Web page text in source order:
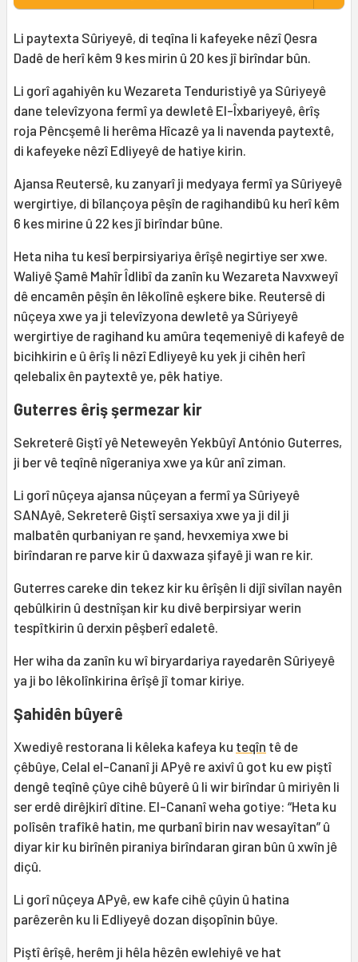
Li paytexta Sûriyeyê, di teqîna li kafeyeke nêzî Qesra
Dadê de herî kêm 9 kes mirin û 20 kes jî birîndar bûn.
Li gorî agahiyên ku Wezareta Tenduristiyê ya Sûriyeyê
dane televîzyona fermî ya dewletê El-Îxbariyeyê, êrîş
roja Pêncşemê li herêma Hîcazê ya li navenda paytextê,
di kafeyeke nêzî Edliyeyê de hatiye kirin.
Ajansa Reutersê, ku zanyarî ji medyaya fermî ya Sûriyeyê
wergirtiye, di bîlançoya pêşîn de ragihandibû ku herî kêm
6 kes mirine û 22 kes jî birîndar bûne.
Heta niha tu kesî berpirsiyariya êrîşê negirtiye ser xwe.
Waliyê Şamê Mahîr Îdlibî da zanîn ku Wezareta Navxweyî
dê encamên pêşîn ên lêkolînê eşkere bike. Reutersê di
nûçeya xwe ya ji televîzyona dewletê ya Sûriyeyê
wergirtiye de ragihand ku amûra teqemeniyê di kafeyê de
bicihkirin e û êrîş li nêzî Edliyeyê ku yek ji cihên herî
qelebalix ên paytextê ye, pêk hatiye.
Guterres êriş şermezar kir
Sekreterê Giştî yê Neteweyên Yekbûyî António Guterres,
ji ber vê teqînê nîgeraniya xwe ya kûr anî ziman.
Li gorî nûçeya ajansa nûçeyan a fermî ya Sûriyeyê
SANAyê, Sekreterê Giştî sersaxiya xwe ya ji dil ji
malbatên qurbaniyan re şand, hevxemiya xwe bi
birîndaran re parve kir û daxwaza şifayê ji wan re kir.
Guterres careke din tekez kir ku êrîşên li dijî sivîlan nayên
qebûlkirin û destnîşan kir ku divê berpirsiyar werin
tespîtkirin û derxin pêşberî edaletê.
Her wiha da zanîn ku wî biryardariya rayedarên Sûriyeyê
ya ji bo lêkolînkirina êrîşê jî tomar kiriye.
Şahidên bûyerê
Xwediyê restorana li kêleka kafeya ku teqîn tê de
çêbûye, Celal el-Cananî ji APyê re axivî û got ku ew piştî
dengê teqînê çûye cihê bûyerê û li wir birîndar û miriyên li
ser erdê dirêjkirî dîtine. El-Cananî weha gotiye: “Heta ku
polîsên trafîkê hatin, me qurbanî birin nav wesayîtan” û
diyar kir ku birînên piraniya birîndaran giran bûn û xwîn jê
diçû.
Li gorî nûçeya APyê, ew kafe cihê çûyin û hatina
parêzerên ku li Edliyeyê dozan dişopînin bûye.
Piştî êrîşê, herêm ji hêla hêzên ewlehiyê ve hat